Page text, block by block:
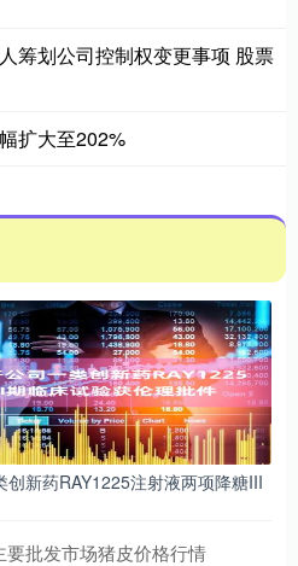
筹划公司控制权变更事项 股票
扩大至202%
新药RAY1225注射液两项降糖III
要批发市场猪皮价格行情